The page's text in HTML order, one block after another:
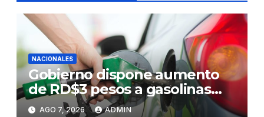
NACIONALES
Gobierno dispone aumento
de RD$3 pesos a gasolinas
premium y regular
AGO 7, 2026 ADMIN